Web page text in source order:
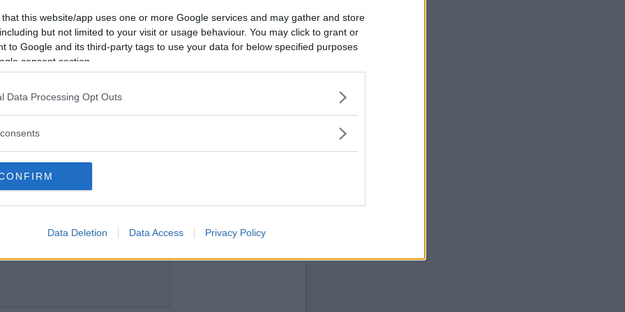
that this website/app uses one or more Google services and may gather and store
but not limited to your visit or usage behaviour. You may click to grant or
to Google and its third-party tags to use your data for below specified purposes
consent section.
Data Processing Opt Outs
Data Deletion Data Access Privacy Policy
Vill du bli
medlem?